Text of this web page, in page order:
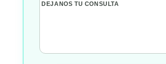
DEJANOS TU CONSULTA